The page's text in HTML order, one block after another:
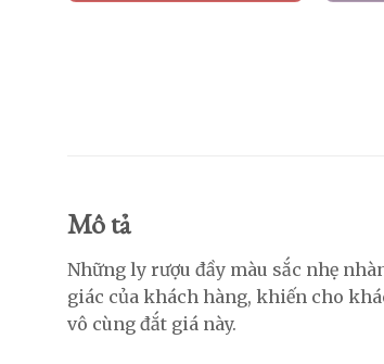
Mô tả
Những ly rượu đầy màu sắc nhẹ
giác của khách hàng, khiến cho
vô cùng đắt giá này.